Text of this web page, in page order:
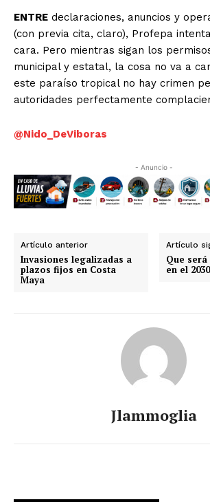
ENTRE declaraciones, anuncios y
(con previa cita, claro), Profepa
cara. Pero mientras sigan los
municipal y estatal, la cosa no va a
este paraíso tropical no hay crimen
autoridades perfectamente
@Nido_DeViboras
- Anuncio -
Artículo anterior
Invasiones legalizadas a
plazos fijos en Costa
Maya
Artículo
Que
en el 2030
Jlammoglia